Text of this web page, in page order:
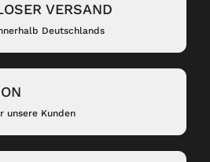
VERSAND
Deutschlands
unsere Kunden